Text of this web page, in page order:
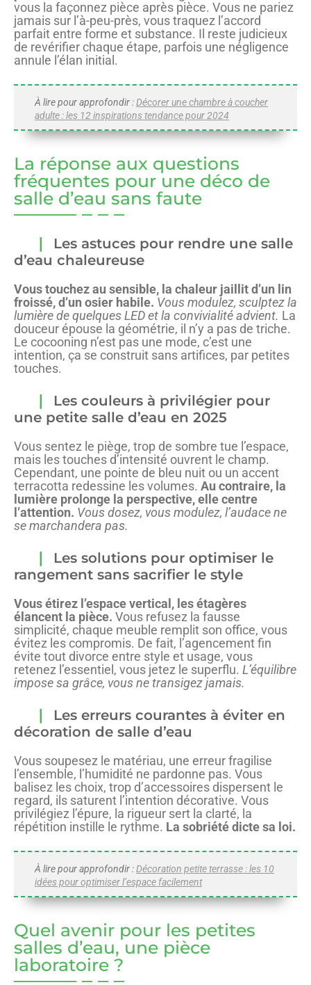
vous la façonnez pièce après pièce. Vous ne pariez
jamais sur l’à-peu-près, vous traquez l’accord
parfait entre forme et substance. Il reste judicieux
de revérifier chaque étape, parfois une négligence
annule l’élan initial.
À lire pour approfondir :Décorer une chambre à coucher
adulte : les 12 inspirations tendance pour 2024
La réponse aux questions
fréquentes pour une déco de
salle d’eau sans faute
Les astuces pour rendre une salle
d’eau chaleureuse
Vous touchez au sensible, la chaleur jaillit d’un lin
froissé, d’un osier habile. Vous modulez, sculptez la
lumière de quelques LED et la convivialité advient. La
douceur épouse la géométrie, il n’y a pas de triche.
Le cocooning n’est pas une mode, c’est une
intention, ça se construit sans artifices, par petites
touches.
Les couleurs à privilégier pour
une petite salle d’eau en 2025
Vous sentez le piège, trop de sombre tue l’espace,
mais les touches d’intensité ouvrent le champ.
Cependant, une pointe de bleu nuit ou un accent
terracotta redessine les volumes. Au contraire, la
lumière prolonge la perspective, elle centre
l’attention. Vous dosez, vous modulez, l’audace ne
se marchandera pas.
Les solutions pour optimiser le
rangement sans sacrifier le style
Vous étirez l’espace vertical, les étagères
élancent la pièce. Vous refusez la fausse
simplicité, chaque meuble remplit son office, vous
évitez les compromis. De fait, l’agencement fin
évite tout divorce entre style et usage, vous
retenez l’essentiel, vous jetez le superflu. L’équilibre
impose sa grâce, vous ne transigez jamais.
Les erreurs courantes à éviter en
décoration de salle d’eau
Vous soupesez le matériau, une erreur fragilise
l’ensemble, l’humidité ne pardonne pas. Vous
balisez les choix, trop d’accessoires dispersent le
regard, ils saturent l’intention décorative. Vous
privilégiez l’épure, la rigueur sert la clarté, la
répétition instille le rythme. La sobriété dicte sa loi.
À lire pour approfondir :Décoration petite terrasse : les 10
idées pour optimiser l’espace facilement
Quel avenir pour les petites
salles d’eau, une pièce
laboratoire ?